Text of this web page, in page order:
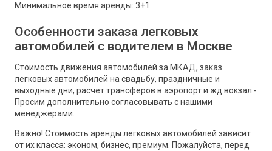
Минимальное время аренды: 3+1.
Особенности заказа легковых
автомобилей с водителем в Москве
Стоимость движения автомобилей за МКАД, заказ
легковых автомобилей на свадьбу, праздничные и
выходные дни, расчет трансферов в аэропорт и жд вокзал -
Просим дополнительно согласовывать с нашими
менеджерами.
Важно! Стоимость аренды легковых автомобилей зависит
от их класса: эконом, бизнес, премиум. Пожалуйста, перед